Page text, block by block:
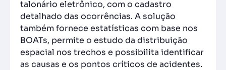
talonário eletrônico, com o cadastro
detalhado das ocorrências. A solução
também fornece estatísticas com base nos
BOATs, permite o estudo da distribuição
espacial nos trechos e possibilita identificar
as causas e os pontos críticos de acidentes.